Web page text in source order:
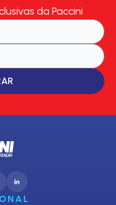
da Paccini